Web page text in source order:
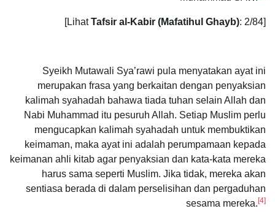
[Lihat
Tafsir al-Kabir (Mafatihul Ghayb): 2/84]
Syeikh Mutawali Sya’rawi pula menyatakan ayat ini
merupakan frasa yang berkaitan dengan penyaksian
kalimah syahadah bahawa tiada tuhan selain Allah dan
Nabi Muhammad itu pesuruh Allah. Setiap Muslim perlu
mengucapkan kalimah syahadah untuk membuktikan
keimaman, maka ayat ini adalah perumpamaan kepada
keimanan ahli kitab agar penyaksian dan kata-kata mereka
harus sama seperti Muslim. Jika tidak, mereka akan
sentiasa berada di dalam perselisihan dan pergaduhan
sesama mereka.[4]